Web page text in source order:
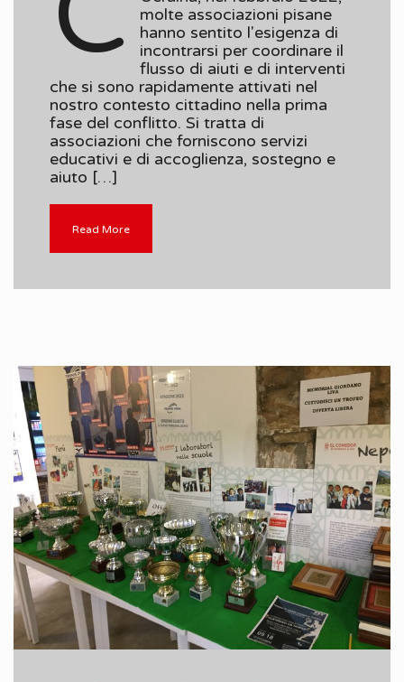
molte associazioni pisane
hanno sentito l'esigenza di
incontrarsi per coordinare il
flusso di aiuti e di interventi
che si sono rapidamente attivati nel
nostro contesto cittadino nella prima
fase del conflitto. Si tratta di
associazioni che forniscono servizi
educativi e di accoglienza, sostegno e
aiuto […]
Read More